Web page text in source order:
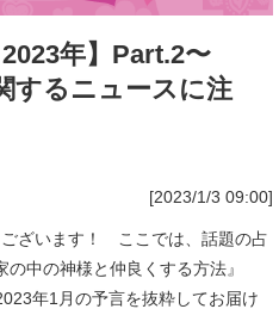
年】Part.2〜
するニュースに注
[2023/1/3 09:00]
ざいます！ ここでは、話題の占
中の神様と仲良くする方法』
年1月の予言を抜粋してお届け